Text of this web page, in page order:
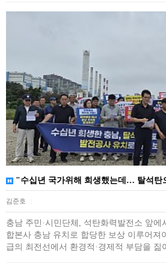
"수십년 국가위해 희생했는데… 탈석탄
김준호
충남 주민·시민단체, 석탄화력발전소 앞
합본사 충남 유치로 합당한 보상 이루어져
급의 최전선에서 환경적·경제적 부담을